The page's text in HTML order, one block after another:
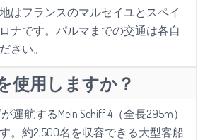
はフランスのマルセイユとスペイ
ナです。パルマまでの交通は各自
さい。
使用しますか？
運航するMein Schiff 4（全長295m）
。約2,500名を収容できる大型客船